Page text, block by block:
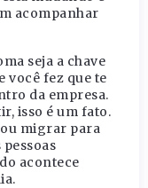
acompanhar
seja a chave
você fez que te
da empresa.
isso é um fato.
ou migrar para
acontece